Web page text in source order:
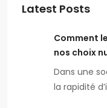
Latest Posts
Comment
nos choix
Dans une
la rapidité